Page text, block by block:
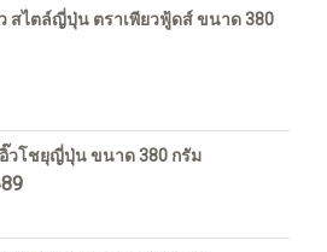
สไตล์ญี่ปุ่น ตราเพียวฟู้ดส์ ขนาด 380
วโชยุญี่ปุ่น ขนาด 380 กรัม